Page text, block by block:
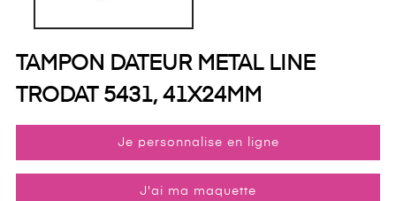
TAMPON DATEUR METAL LINE
TRODAT 5431, 41X24MM
Je personnalise en ligne
J'ai ma maquette